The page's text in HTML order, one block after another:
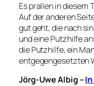
Es prallen in diesem
Auf der anderen
gut geht, die nach
und eine Putzhilfe
die Putzhilfe, ein
entgegengesetzten
Jörg-Uwe Albig –